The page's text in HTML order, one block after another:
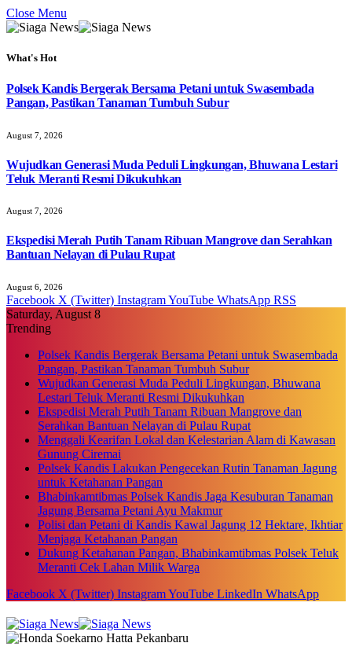
Close Menu
What's Hot
Polsek Kandis Bergerak Bersama Petani untuk Swasembada
Pangan, Pastikan Tanaman Tumbuh Subur
August 7, 2026
Wujudkan Generasi Muda Peduli Lingkungan, Bhuwana Lestari
Teluk Meranti Resmi Dikukuhkan
August 7, 2026
Ekspedisi Merah Putih Tanam Ribuan Mangrove dan Serahkan
Bantuan Nelayan di Pulau Rupat
August 6, 2026
Facebook X (Twitter) InstagramYouTube WhatsApp RSS
Saturday, August 8
Trending
Polsek Kandis Bergerak Bersama Petani untuk Swasembada
Pangan, Pastikan Tanaman Tumbuh Subur
Wujudkan Generasi Muda Peduli Lingkungan, Bhuwana
Lestari Teluk Meranti Resmi Dikukuhkan
Ekspedisi Merah Putih Tanam Ribuan Mangrove dan
Serahkan Bantuan Nelayan di Pulau Rupat
Menggali Kearifan Lokal dan Kelestarian Alam di Kawasan
Gunung Ciremai
Polsek Kandis Lakukan Pengecekan Rutin Tanaman Jagung
untuk Ketahanan Pangan
Bhabinkamtibmas Polsek Kandis Jaga Kesuburan Tanaman
Jagung Bersama Petani Ayu Makmur
Polisi dan Petani di Kandis Kawal Jagung 12 Hektare, Ikhtiar
Menjaga Ketahanan Pangan
Dukung Ketahanan Pangan, Bhabinkamtibmas Polsek Teluk
Meranti Cek Lahan Milik Warga
Facebook X (Twitter) InstagramYouTube LinkedIn WhatsApp